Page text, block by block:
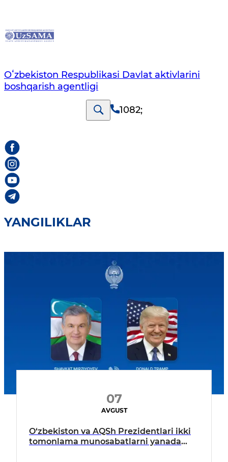
Oʻzbekiston Respublikasi Davlat aktivlarini
boshqarish agentligi
1082;
YANGILIKLAR
07
AVGUST
O‘zbekiston va AQSh Prezidentlari ikki
tomonlama munosabatlarni yanada